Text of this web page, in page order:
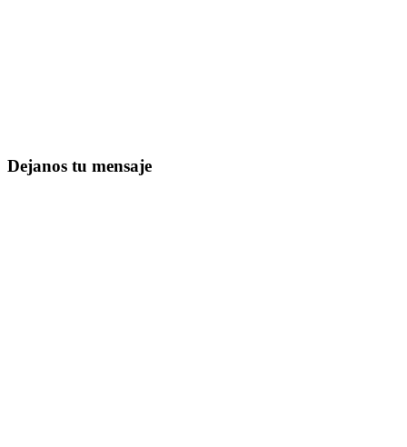
Dejanos tu mensaje